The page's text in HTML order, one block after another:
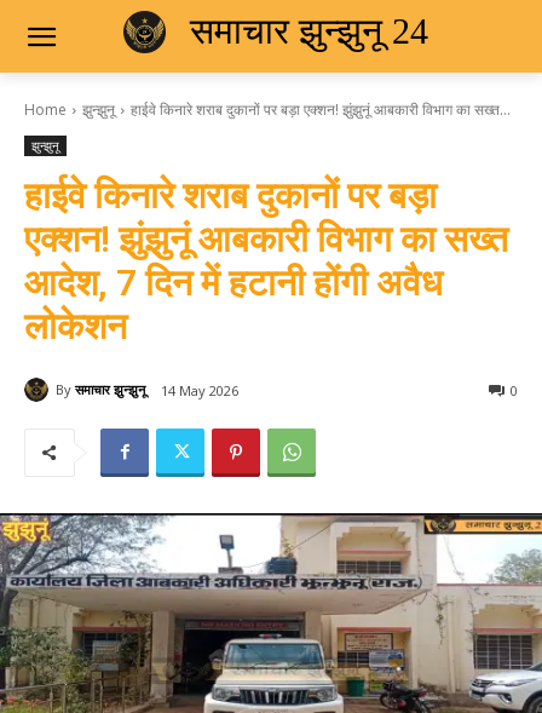
समाचार झुन्झुनू 24
Home झुन्झुनू हाईवे किनारे शराब दुकानों पर बड़ा एक्शन! झुंझुनूं आबकारी विभाग का सख्त...
झुन्झुनू
हाईवे किनारे शराब दुकानों पर बड़ा
एक्शन! झुंझुनूं आबकारी विभाग का सख्त
आदेश, 7 दिन में हटानी होंगी अवैध
लोकेशन
By समाचार झुन्झुनू 14 May 2026 0